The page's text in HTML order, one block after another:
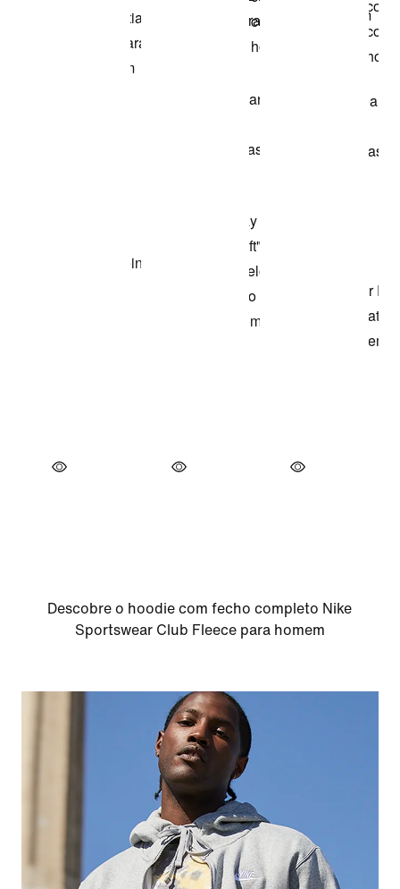
Descobre o hoodie com fecho completo Nike
Sportswear Club Fleece para homem